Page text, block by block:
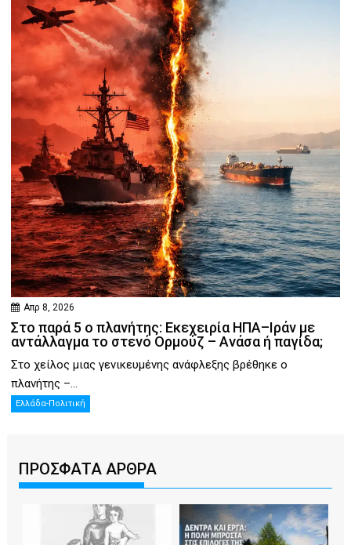
Απρ 8, 2026
Στο παρά 5 ο πλανήτης: Εκεχειρία ΗΠΑ–Ιράν με
αντάλλαγμα το στενό Ορμούζ – Ανάσα ή παγίδα;
Στο χείλος μιας γενικευμένης ανάφλεξης βρέθηκε ο
πλανήτης –...
Ελλάδα-Πολιτική
ΠΡΟΣΦΑΤΑ ΑΡΘΡΑ